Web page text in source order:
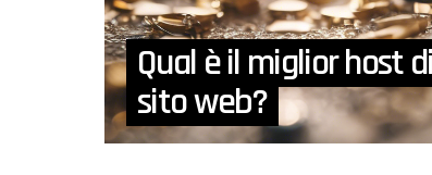
Qual è il miglior host
sito web?